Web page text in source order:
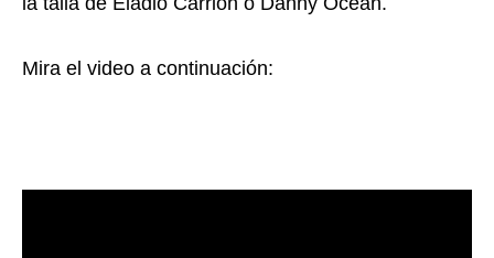
Mira el video a continuación: